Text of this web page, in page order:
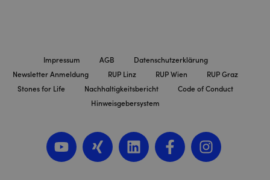
Impressum AGB
Datenschutzerklärung
Newsletter Anmeldung
RUP Linz RUP Wien
RUP Graz
Stones for Life
Nachhaltigkeitsbericht
Code of Conduct
Hinweisgebersystem